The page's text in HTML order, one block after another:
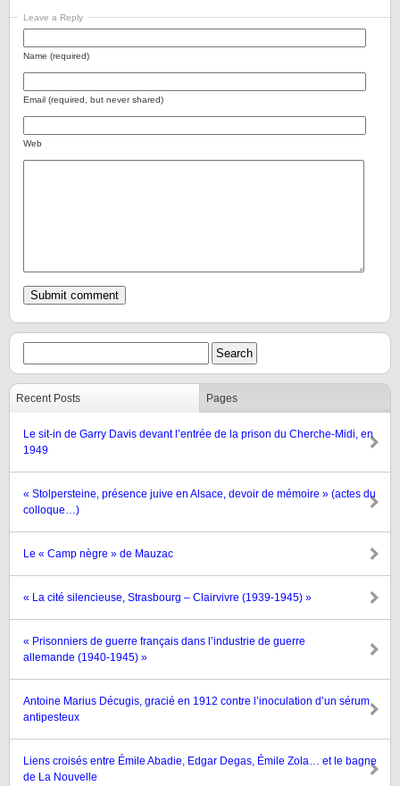
Leave a Reply
Name (required)
Email (required, but never shared)
Web
Recent Posts Pages
Le sit-in de Garry Davis devant l’entrée de la prison du Cherche-Midi, en
1949
« Stolpersteine, présence juive en Alsace, devoir de mémoire » (actes du
colloque…)
Le « Camp nègre » de Mauzac
« La cité silencieuse, Strasbourg – Clairvivre (1939-1945) »
« Prisonniers de guerre français dans l’industrie de guerre
allemande (1940-1945) »
Antoine Marius Décugis, gracié en 1912 contre l’inoculation d’un sérum
antipesteux
Liens croisés entre Émile Abadie, Edgar Degas, Émile Zola… et le bagne
de La Nouvelle